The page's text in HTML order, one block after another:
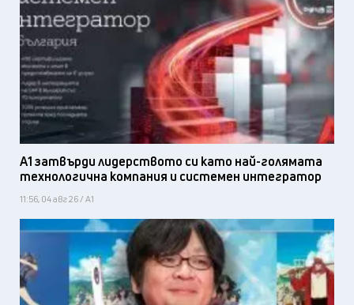
А1 затвърди лидерството си като най-голямата
технологична компания и системен интегратор
11:56, 04 авг 26 / А1